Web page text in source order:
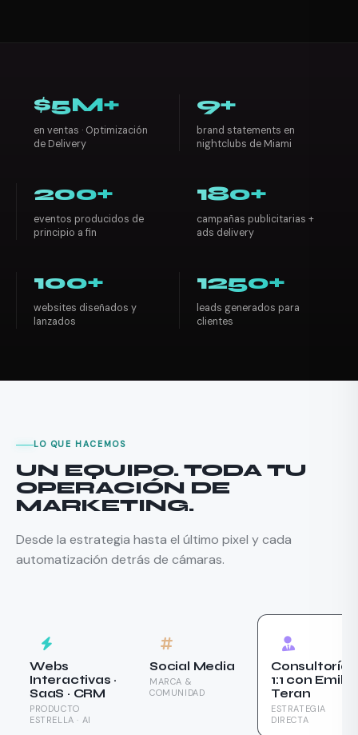
$5M+
en ventas · Optimización
de Delivery
9+
brand statements en
nightclubs de Miami
200+
eventos producidos de
principio a fin
180+
campañas publicitarias +
ads delivery
100+
websites diseñados y
lanzados
1250+
leads generados para
clientes
LO QUE HACEMOS
UN EQUIPO. TODA TU
OPERACIÓN DE
MARKETING.
Desde la estrategia hasta el último pixel y cada
automatización detrás de cámaras.
Webs
Interactivas ·
SaaS · CRM
PRODUCTO
ESTRELLA · AI
Social Media
MARCA &
COMUNIDAD
Consultoría
1:1 con Emilio
Teran
ESTRATEGIA
DIRECTA